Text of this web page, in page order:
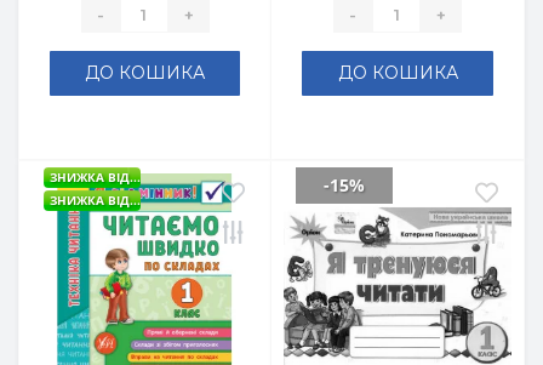
- +
ДО КОШИКА
- +
ДО КОШИКА
ЗНИЖКА ВІД...
ЗНИЖКА ВІД...
-15%